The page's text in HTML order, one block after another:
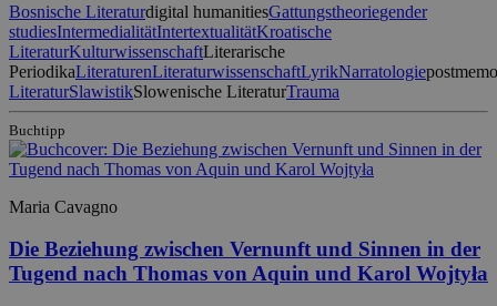
Bosnische Literaturdigital humanitiesGattungstheoriegender
studiesIntermedialitätIntertextualitätKroatische
LiteraturKulturwissenschaftLiterarische
PeriodikaLiteraturenLiteraturwissenschaftLyrikNarratologie
LiteraturSlawistikSlowenische LiteraturTrauma
Buchtipp
Maria Cavagno
Die Beziehung zwischen Vernunft und Sinnen in der
Tugend nach Thomas von Aquin und Karol Wojtyła